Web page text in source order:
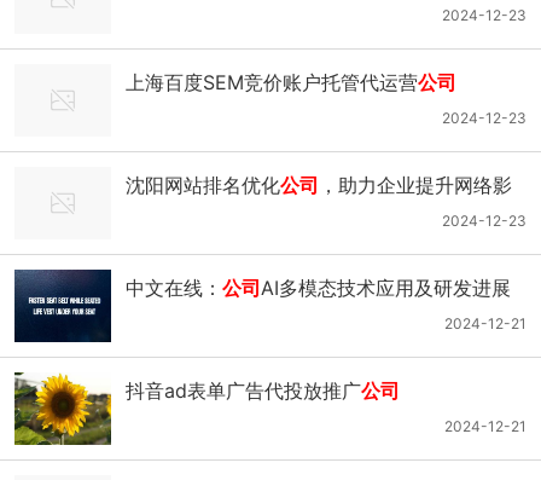
，助你快速提高网站流量与曝光度2024-12-23
上海百度SEM竞价账户托管代运营公司
2024-12-23
沈阳网站排名优化公司 ，助力企业提升网络影
2024-12-23
中文在线： 公司AI多模态技术应用及研发进展
2024-12-21
抖音ad表单广告代投放推广公司
2024-12-21